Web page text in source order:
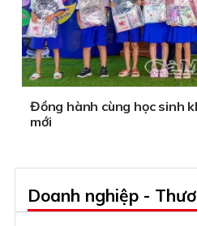
Đồng hành cùng học sinh
mới
Doanh nghiệp -